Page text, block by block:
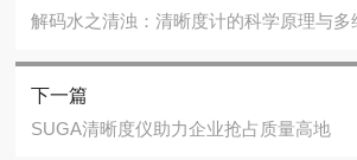
解码水之清浊：清晰度计的科学原理与多
下一篇
SUGA清晰度仪助力企业抢占质量高地